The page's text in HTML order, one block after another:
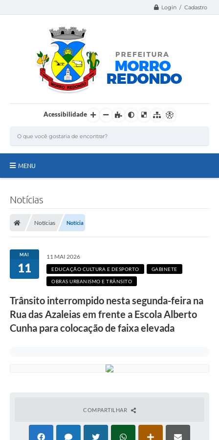
Login / Cadastro
Acessibilidade
MENU
Secretarias
Notícias
Serviços Online
Contato
Contas Públicas
Notícias
Notícias Notícia
MAI
11
11 MAI 2026
EDUCAÇÃO CULTURA E DESPORTO GABINETE
OBRAS URBANISMO E TRÂNSITO
Trânsito interrompido nesta segunda-feira na
Rua das Azaleias em frente a Escola Alberto
Cunha para colocação de faixa elevada
COMPARTILHAR